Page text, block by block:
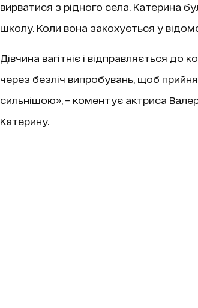
вирватися з рідного села. Катерина
школу. Коли вона закохується у
Дівчина вагітніє і відправляється
через безліч випробувань, щоб
сильнішою», – коментує актриса
Катерину.